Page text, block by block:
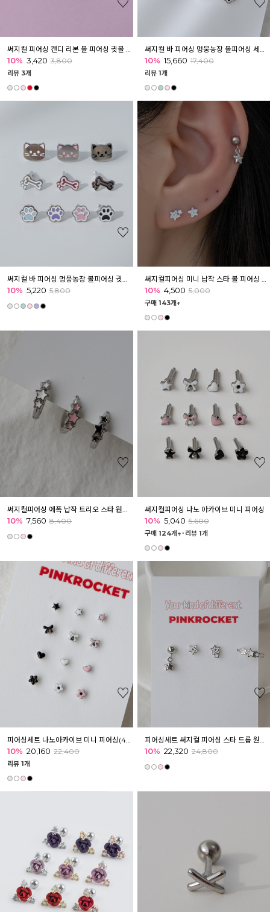
10% 3,420 3,800
리뷰 3개
10% 15,660 17,400
리뷰 1개
써지컬 바 피어싱 멍뭉농장 볼피어싱 귓볼 귓바퀴 아웃컨츠
10% 5,220 5,800
써지컬피어싱 미니 납작 스타 볼 피어싱 이너컨츠 아웃컨츠
10% 4,500 5,000
구매 143개↑
10% 7,560 8,400
써지컬피어싱 나노 아카이브 미니 피어싱
10% 5,040 5,600
구매 124개↑˙ 리뷰 1개
10% 20,160 22,400
리뷰 1개
10% 22,320 24,800